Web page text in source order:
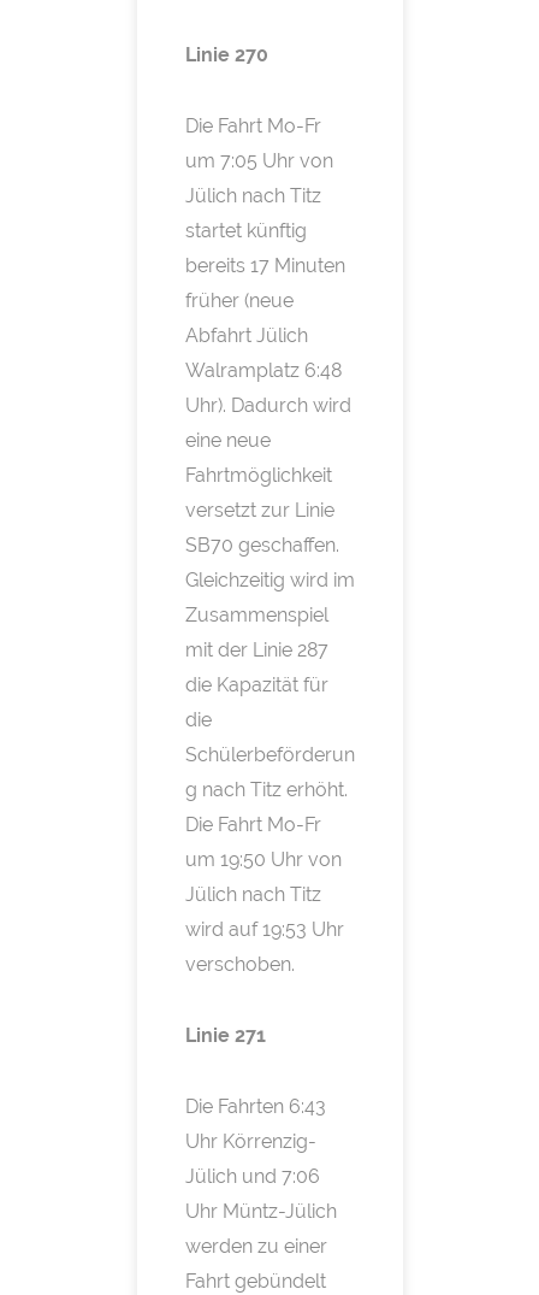
Linie 270
Die Fahrt Mo-Fr
um 7:05 Uhr von
Jülich nach Titz
startet künftig
bereits 17 Minuten
früher (neue
Abfahrt Jülich
Walramplatz 6:48
Uhr). Dadurch wird
eine neue
Fahrtmöglichkeit
versetzt zur Linie
SB70 geschaffen.
Gleichzeitig wird im
Zusammenspiel
mit der Linie 287
die Kapazität für
die
Schülerbeförderun
g nach Titz erhöht.
Die Fahrt Mo-Fr
um 19:50 Uhr von
Jülich nach Titz
wird auf 19:53 Uhr
verschoben.
Linie 271
Die Fahrten 6:43
Uhr Körrenzig-
Jülich und 7:06
Uhr Müntz-Jülich
werden zu einer
Fahrt gebündelt